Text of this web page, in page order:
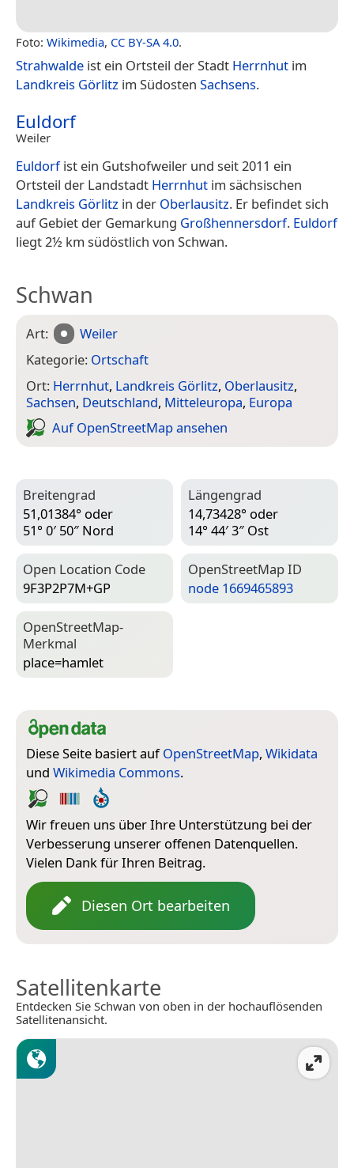
Foto: Wikimedia, CC BY-SA 4.0.
Strahwalde ist ein Ortsteil der Stadt Herrnhut im
Landkreis Görlitz im Südosten Sachsens.
Euldorf
Weiler
Euldorfist ein Gutshofweiler und seit 2011 ein
Ortsteil der Landstadt Herrnhut im sächsischen
Landkreis Görlitz in der Oberlausitz. Er befindet sich
auf Gebiet der Gemarkung Großhennersdorf. Euldorf
liegt 2½ km südöstlich von Schwan.
Schwan
Art:
Weiler
Kategorie: Ortschaft
Ort: Herrnhut, Landkreis Görlitz, Oberlausitz,
Sachsen, Deutschland, Mitteleuropa, Europa
Auf Open­Street­Map ansehen
Breitengrad
51,01384° oder
51° 0′ 50″ Nord
Längengrad
14,73428° oder
14° 44′ 3″ Ost
Open Location Code
9F3P2P7M+GP
Open­Street­Map ID
node 1669465893
Open­Street­Map-
Merkmal
place=­hamlet
Diese Seite basiert aufOpenStreetMap, Wikidata
und Wikimedia Commons.
Wir freuen uns über Ihre Unterstützung bei der
Verbesserung unserer offenen Datenquellen.
Vielen Dank für Ihren Beitrag.
Diesen Ort bearbeiten
Satellitenkarte
Entdecken Sie Schwan von oben in der hochauflösenden
Satellitenansicht.